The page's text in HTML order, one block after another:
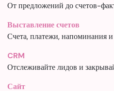
От предложений до счетов-
Выставление счетов
Счета, платежи, напоминания
CRM
Отслеживайте лидов и
Сайт